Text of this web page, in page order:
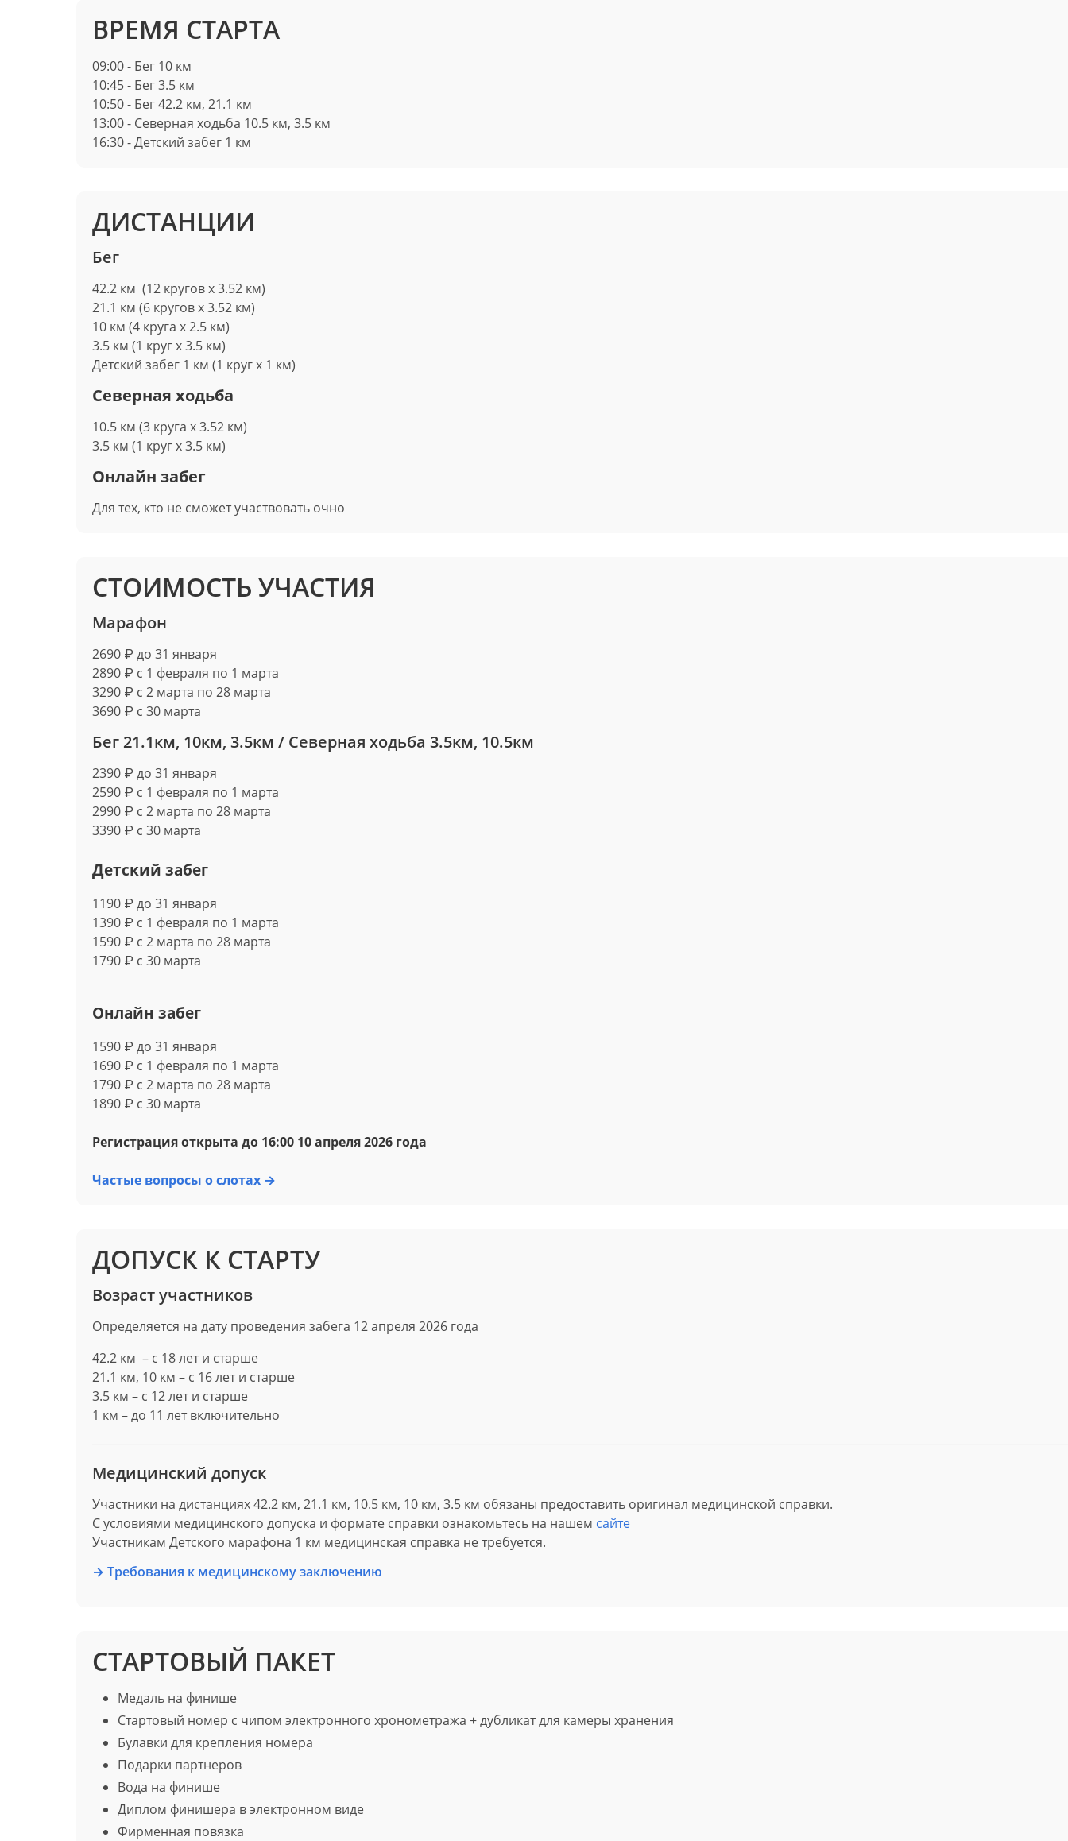
ВРЕМЯ СТАРТА
09:00 - Бег 10 км
10:45 - Бег 3.5 км
10:50 - Бег 42.2 км, 21.1 км
13:00 - Северная ходьба 10.5 км, 3.5 км
16:30 - Детский забег 1 км
ДИСТАНЦИИ
Бег
42.2 км (12 кругов х 3.52 км)
21.1 км (6 кругов х 3.52 км)
10 км (4 круга х 2.5 км)
3.5 км (1 круг х 3.5 км)
Детский забег 1 км (1 круг х 1 км)
Северная ходьба
10.5 км (3 круга х 3.52 км)
3.5 км (1 круг х 3.5 км)
Онлайн забег
Для тех, кто не сможет участвовать очно
СТОИМОСТЬ УЧАСТИЯ
Марафон
2690 ₽ до 31 января
2890 ₽ с 1 февраля по 1 марта
3290 ₽ с 2 марта по 28 марта
3690 ₽ с 30 марта
Бег 21.1км, 10км, 3.5км / Северная ходьба 3.5км, 10.5км
2390 ₽ до 31 января
2590 ₽ с 1 февраля по 1 марта
2990 ₽ с 2 марта по 28 марта
3390 ₽ с 30 марта
Детский забег
1190 ₽ до 31 января
1390 ₽ с 1 февраля по 1 марта
1590 ₽ с 2 марта по 28 марта
1790 ₽ с 30 марта
Онлайн забег
1590 ₽ до 31 января
1690 ₽ с 1 февраля по 1 марта
1790 ₽ с 2 марта по 28 марта
1890 ₽ с 30 марта
Регистрация открыта до 16:00 10 апреля 2026 года
Частые вопросы о слотах →
ДОПУСК К СТАРТУ
Возраст участников
Определяется на дату проведения забега 12 апреля 2026 года
42.2 км – c 18 лет и старше
21.1 км, 10 км – c 16 лет и старше
3.5 км – c 12 лет и старше
1 км – до 11 лет включительно
Медицинский допуск
Участники на дистанциях 42.2 км, 21.1 км, 10.5 км, 10 км, 3.5 км обязаны предоставить оригинал медицинской справки.
С условиями медицинского допуска и формате справки ознакомьтесь на нашем сайте
Участникам Детского марафона 1 км медицинская справка не требуется.
→ Требования к медицинскому заключению
СТАРТОВЫЙ ПАКЕТ
Медаль на финише
Стартовый номер с чипом электронного хронометража + дубликат для камеры хранения
Булавки для крепления номера
Подарки партнеров
Вода на финише
Диплом финишера в электронном виде
Фирменная повязка